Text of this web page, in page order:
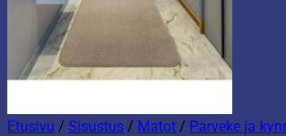
Etusivu / Sisustus / Matot / Parveke ja